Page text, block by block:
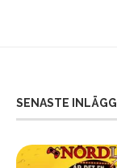
SENASTE INLÄGG